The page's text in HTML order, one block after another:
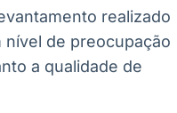
realizado
de preocupação
a qualidade de